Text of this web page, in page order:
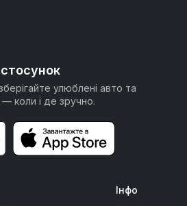
улюблені авто та
коли і де зручно.
Інфо